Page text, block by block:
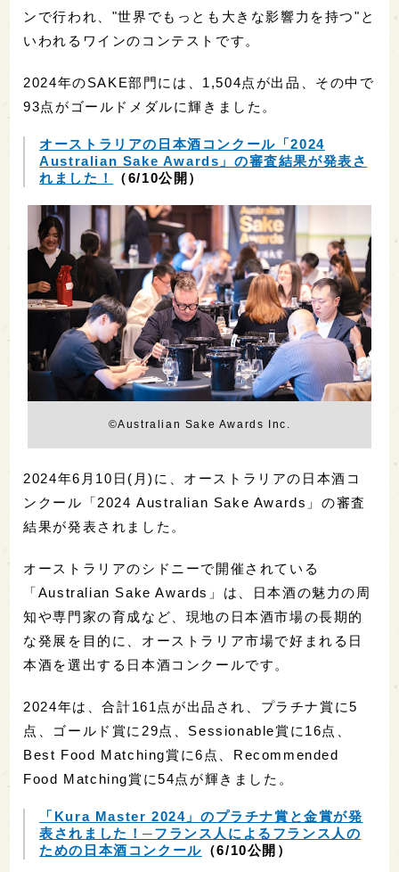
ンで行われ、"世界でもっとも大きな影響力を持つ"と
いわれるワインのコンテストです。
2024年のSAKE部門には、1,504点が出品、その中で
93点がゴールドメダルに輝きました。
オーストラリアの日本酒コンクール「2024
Australian Sake Awards」の審査結果が発表さ
れました！
（6/10公開）
©️Australian Sake Awards Inc.
2024年6月10日(月)に、オーストラリアの日本酒コ
ンクール「2024 Australian Sake Awards」の審査
結果が発表されました。
オーストラリアのシドニーで開催されている
「Australian Sake Awards」は、日本酒の魅力の周
知や専門家の育成など、現地の日本酒市場の長期的
な発展を目的に、オーストラリア市場で好まれる日
本酒を選出する日本酒コンクールです。
2024年は、合計161点が出品され、プラチナ賞に5
点、ゴールド賞に29点、Sessionable賞に16点、
Best Food Matching賞に6点、Recommended
Food Matching賞に54点が輝きました。
「Kura Master 2024」のプラチナ賞と金賞が発
表されました！─フランス人によるフランス人の
ための日本酒コンクール （6/10公開）